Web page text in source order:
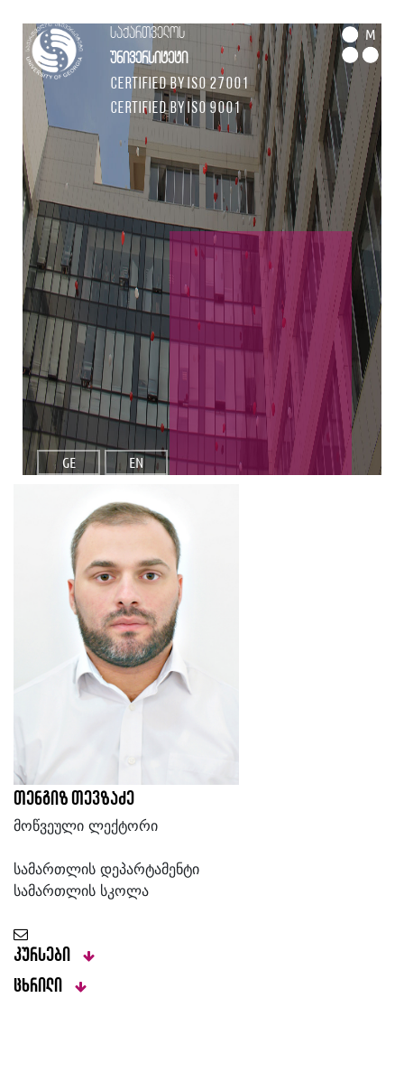
საქართველოს
უნივერსიტეტი
Certified by ISO 27001
Certified by ISO 9001
M
GE EN
თენგიზ თევზაძე
მოწვეული ლექტორი
სამართლის დეპარტამენტი
სამართლის სკოლა
კურსები
ცხრილი